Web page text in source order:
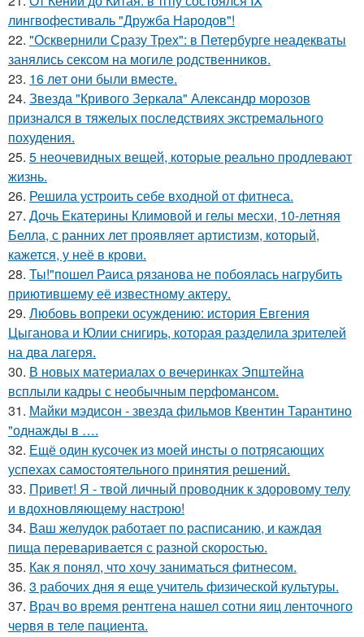
лингвофестиваль "Дружба Народов"!
22. "Осквернили Сразу Трех": в Петербурге неадекваты
занялись сексом на могиле родственников.
23. 16 лeт oни были вмecтe.
24. Звезда "Кривого Зеркала" Александр морозов
признался в тяжелых последствиях экстремального
похудения.
25. 5 неочевидных вещей, которые реально продлевают
жизнь.
26. Решила устроить себе входной от фитнеса.
27. Дочь Екатерины Климовой и гелы месхи, 10-летняя
Белла, с ранних лет проявляет артистизм, который,
кажется, у неё в крови.
28. Ты!"пошел Раиса рязанова не побоялась нагрубить
приютившему её известному актеру.
29. Любовь вопреки осуждению: история Евгения
Цыганова и Юлии снигирь, которая разделила зрителей
на два лагеря.
30. В новых материалах о вечеринках Эпштейна
всплыли кадры с необычным перфомансом.
31. Майки мэдисон - звезда фильмов Квентин Тарантино
"однажды в ….
32. Ещё один кусочек из моей инсты о потрясающих
успехах самостоятельного принятия решений.
33. Привет! Я - твой личный проводник к здоровому телу
и вдохновляющему настрою!
34. Ваш желудок работает по расписанию, и каждая
пища переваривается с разной скоростью.
35. Как я понял, что хочу заниматься фитнесом.
36. 3 рабочих дня я еще учитель физической культуры.
37. Врач во время рентгена нашел сотни яиц ленточного
червя в теле пациента.